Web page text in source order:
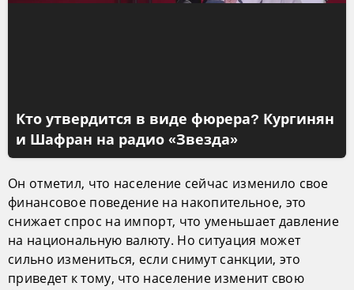
Кто утвердится в виде фюрера? Кургинян
и Шафран на радио «Звезда»
Он отметил, что население сейчас изменило свое
финансовое поведение на накопительное, это
снижает спрос на импорт, что уменьшает давление
на национальную валюту. Но ситуация может
сильно измениться, если снимут санкции, это
приведет к тому, что население изменит свою